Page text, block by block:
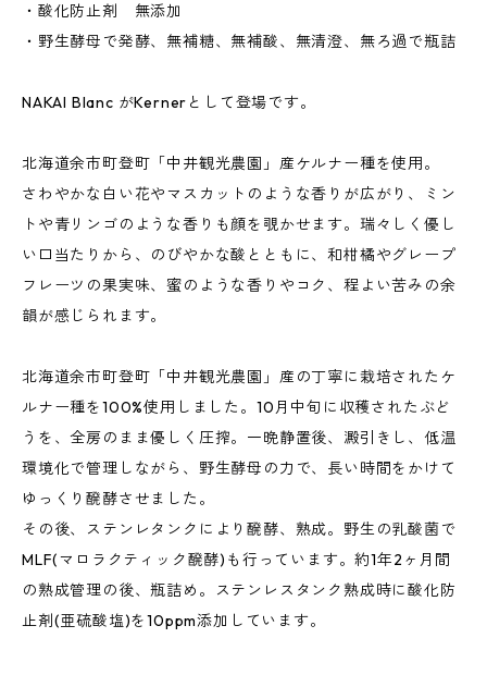
・酸化防止剤 無添加
・野生酵母で発酵、無補糖、無補酸、無清澄、無ろ過で瓶詰
NAKAI Blanc がKernerとして登場です。
北海道余市町登町「中井観光農園」産ケルナー種を使用。
さわやかな白い花やマスカットのような香りが広がり、ミン
トや青リンゴのような香りも顔を覗かせます。瑞々しく優し
い口当たりから、のびやかな酸とともに、和柑橘やグレープ
フレーツの果実味、蜜のような香りやコク、程よい苦みの余
韻が感じられます。
北海道余市町登町「中井観光農園」産の丁寧に栽培されたケ
ルナー種を100%使用しました。10月中旬に収穫されたぶど
うを、全房のまま優しく圧搾。一晩静置後、澱引きし、低温
環境化で管理しながら、野生酵母の力で、長い時間をかけて
ゆっくり醗酵させました。
その後、ステンレタンクにより醗酵、熟成。野生の乳酸菌で
MLF(マロラクティック醗酵)も行っています。約1年2ヶ月間
の熟成管理の後、瓶詰め。ステンレスタンク熟成時に酸化防
止剤(亜硫酸塩)を10ppm添加しています。